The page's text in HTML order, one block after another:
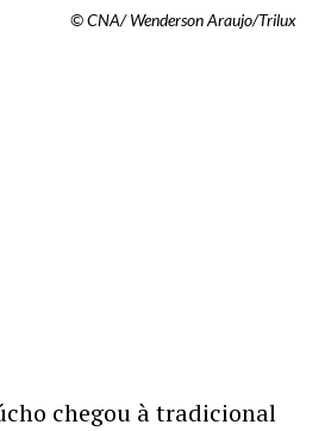
© CNA/ Wenderson Araujo/Trilux
chegou à tradicional